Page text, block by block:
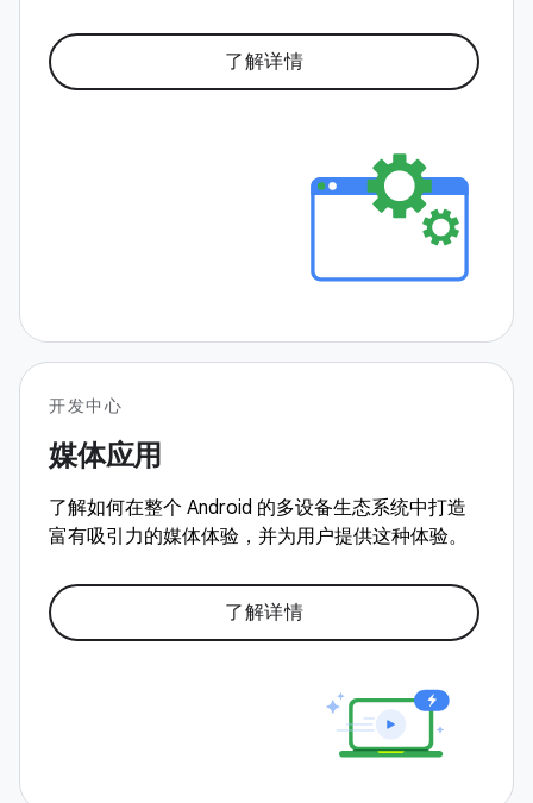
了解详情
开发中心
媒体应用
了解如何在整个 Android 的多设备生态系统中打造
富有吸引力的媒体体验，并为用户提供这种体验。
了解详情